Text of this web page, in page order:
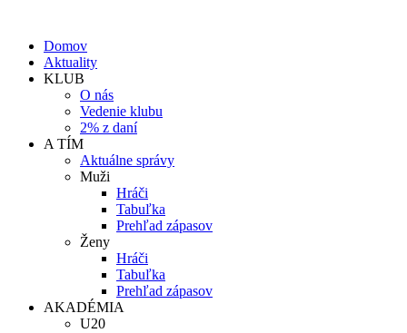
Domov
Aktuality
KLUB
O nás
Vedenie klubu
2% z daní
A TÍM
Aktuálne správy
Muži
Hráči
Tabuľka
Prehľad zápasov
Ženy
Hráči
Tabuľka
Prehľad zápasov
AKADÉMIA
U20